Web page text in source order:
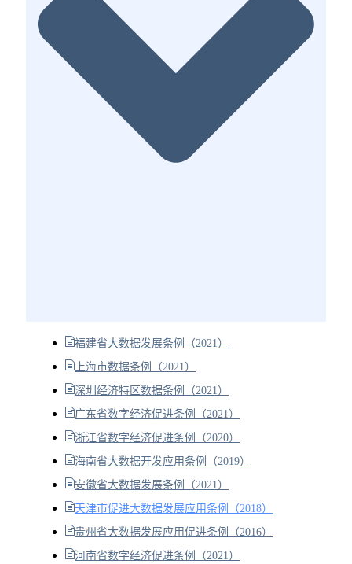
福建省大数据发展条例（2021）
上海市数据条例（2021）
深圳经济特区数据条例（2021）
广东省数字经济促进条例（2021）
浙江省数字经济促进条例（2020）
海南省大数据开发应用条例（2019）
安徽省大数据发展条例（2021）
天津市促进大数据发展应用条例（2018）
贵州省大数据发展应用促进条例（2016）
河南省数字经济促进条例（2021）